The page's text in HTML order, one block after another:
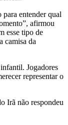
entender qual
afirmou
esse tipo de
camisa da
Jogadores
representar o
Irã não respondeu